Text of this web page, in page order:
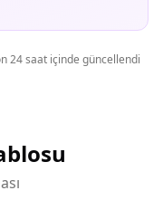
24 saat içinde güncellendi